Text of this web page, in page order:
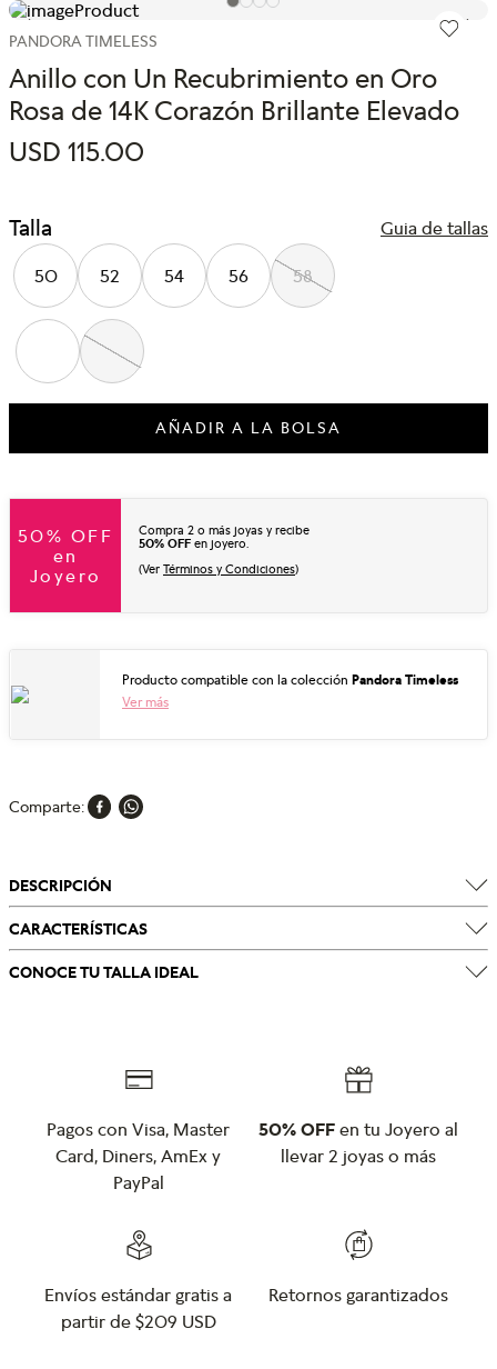
PANDORA TIMELESS
Anillo con Un Recubrimiento en Oro
Rosa de 14K Corazón Brillante Elevado
USD 115.00
Talla Guia de tallas
50 52 54 56 58
AÑADIR A LA BOLSA
50% OFF
en
Joyero
Compra 2 o más joyas y recibe
50% OFF en joyero.
(Ver Términos y Condiciones)
Producto compatible con la colección Pandora Timeless
Ver más
Comparte
DESCRIPCIÓN
CARACTERÍSTICAS
CONOCE TU TALLA IDEAL
Pagos con Visa, Master
Card, Diners, AmEx y
PayPal
50% OFF en tu Joyero al
llevar 2 joyas o más
Envíos estándar gratis a
partir de $209 USD
Retornos garantizados